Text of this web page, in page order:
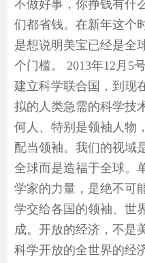
不做好事，你挣钱有什
们都省钱。在新年这个
是想说明美宝已经是全
个门槛。 2013年12月5
建立科学联合国，到现
拟的人类急需的科学技
何人、特别是领袖人物
配当领袖。我们的视域
全球而是造福于全球。
学家的力量，是绝不可
学交给各国的领袖、世
成。开放的经济，不是
科学开放的全世界的经